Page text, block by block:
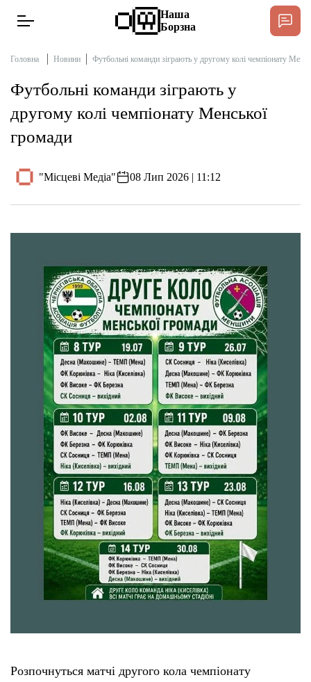
Новини
Інтерв’ю
Тексти
Довідник
Редакційна політика
Етичний кодекс
Рекламні прайси
Про нас
Бюджет
Тендери
Контакти
Наша
Борзна
Головна Новини Футбольні команди зіграють у другому колі чемпіонату
Футбольні команди зіграють у
другому колі чемпіонату Менської
громади
"Місцеві Медіа" 08 Лип 2026 | 11:12
Розпочнуться матчі другого кола чемпіонату